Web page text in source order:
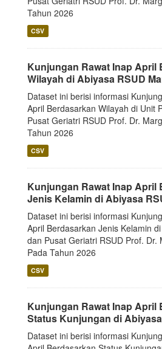
Tahun 2026
CSV
Kunjungan Rawat Inap April
Wilayah di Abiyasa RSUD
Dataset ini berisi informasi
April Berdasarkan Wilayah di Unit
Pusat Geriatri RSUD Prof. Dr.
Tahun 2026
CSV
Kunjungan Rawat Inap April
Jenis Kelamin di Abiyasa
Dataset ini berisi informasi
April Berdasarkan Jenis Kelamin
dan Pusat Geriatri RSUD Prof. Dr.
Pada Tahun 2026
CSV
Kunjungan Rawat Inap April
Status Kunjungan di
Dataset ini berisi informasi